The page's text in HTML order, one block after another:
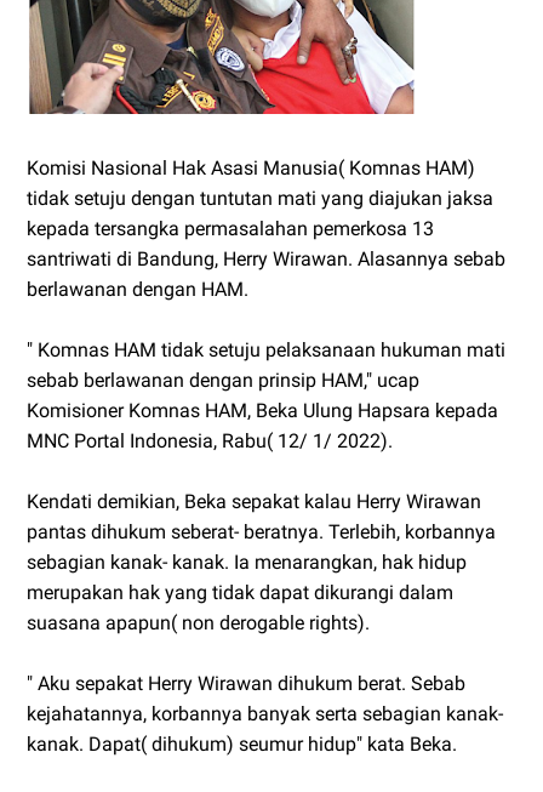
Komisi Nasional Hak Asasi Manusia( Komnas HAM)
tidak setuju dengan tuntutan mati yang diajukan jaksa
kepada tersangka permasalahan pemerkosa 13
santriwati di Bandung, Herry Wirawan. Alasannya sebab
berlawanan dengan HAM.
" Komnas HAM tidak setuju pelaksanaan hukuman mati
sebab berlawanan dengan prinsip HAM," ucap
Komisioner Komnas HAM, Beka Ulung Hapsara kepada
MNC Portal Indonesia, Rabu( 12/ 1/ 2022).
Kendati demikian, Beka sepakat kalau Herry Wirawan
pantas dihukum seberat- beratnya. Terlebih, korbannya
sebagian kanak- kanak. Ia menarangkan, hak hidup
merupakan hak yang tidak dapat dikurangi dalam
suasana apapun( non derogable rights).
" Aku sepakat Herry Wirawan dihukum berat. Sebab
kejahatannya, korbannya banyak serta sebagian kanak-
kanak. Dapat( dihukum) seumur hidup" kata Beka.